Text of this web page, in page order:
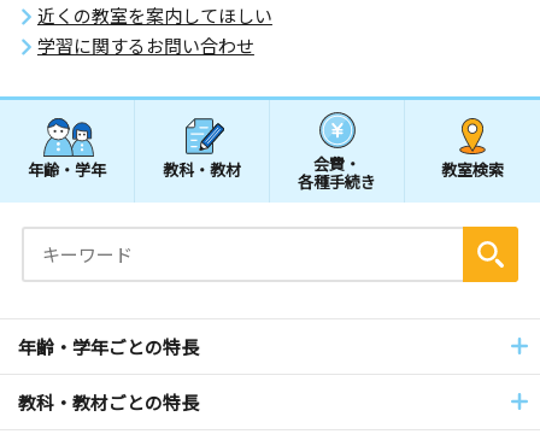
近くの教室を案内してほしい
学習に関するお問い合わせ
年齢・学年 教科・教材 会費・
各種手続き
教室検索
年齢・学年ごとの特長
教科・教材ごとの特長